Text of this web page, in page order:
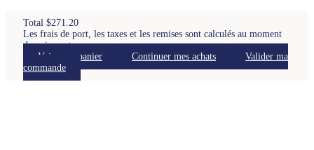
Total $271.20
Les frais de port, les taxes et les remises sont calculés au moment
du paiement.
Voir mon panier
Continuer mes achats
Valider ma
commande